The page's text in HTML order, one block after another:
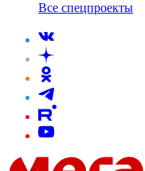
Все спецпроекты